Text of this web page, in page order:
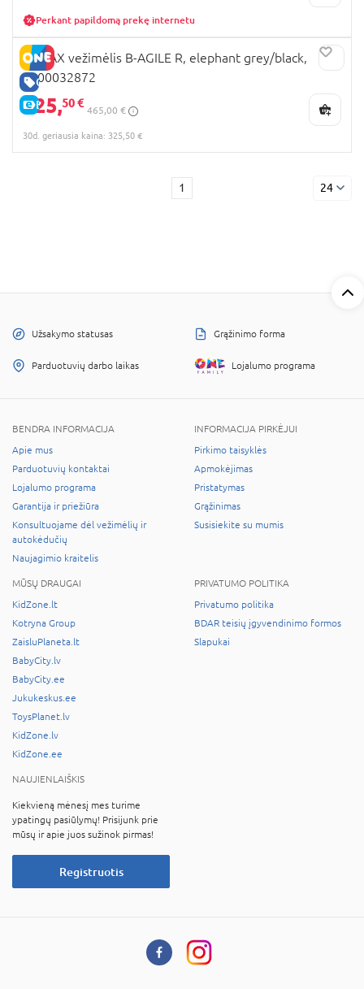
Perkant papildomą prekę internetu
GERA KAINA
E-KAINA
BRITAX vežimėlis B-AGILE R, elephant grey/black,
2000032872
325,50 €
465,00 €
30d. geriausia kaina: 325,50 €
1 24
Užsakymo statusas Grąžinimo forma
Parduotuvių darbo laikas Lojalumo programa
BENDRA INFORMACIJA
Apie mus
Parduotuvių kontaktai
Lojalumo programa
Garantija ir priežiūra
Konsultuojame dėl vežimėlių ir
autokėdučių
Naujagimio kraitelis
INFORMACIJA PIRKĖJUI
Pirkimo taisyklės
Apmokėjimas
Pristatymas
Grąžinimas
Susisiekite su mumis
MŪSŲ DRAUGAI
KidZone.lt
Kotryna Group
ZaisluPlaneta.lt
BabyCity.lv
BabyCity.ee
Jukukeskus.ee
ToysPlanet.lv
KidZone.lv
KidZone.ee
PRIVATUMO POLITIKA
Privatumo politika
BDAR teisių įgyvendinimo formos
Slapukai
NAUJIENLAIŠKIS
Kiekvieną mėnesį mes turime
ypatingų pasiūlymų! Prisijunk prie
mūsų ir apie juos sužinok pirmas!
Registruotis